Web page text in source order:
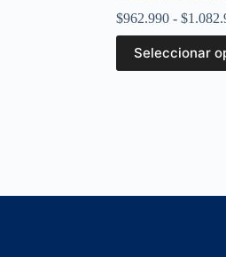
$962.990 - $
Seleccionar